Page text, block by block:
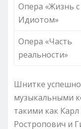
Опера «Жизнь с
Идиотом»
Опера «Часть
реальности»
Шнитке
музыкальными
такими как
Ростропович и